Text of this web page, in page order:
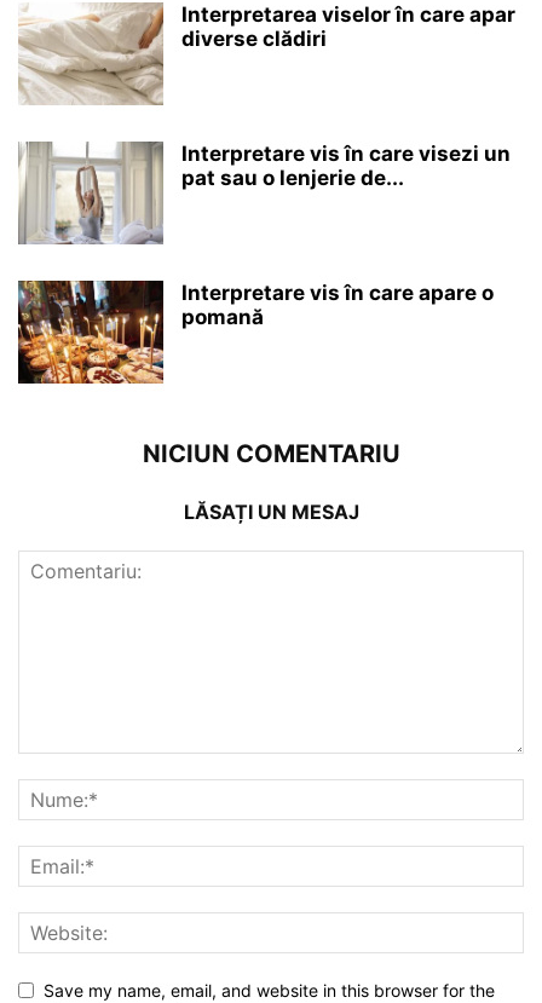
Interpretarea viselor în care apar
diverse clădiri
Interpretare vis în care visezi un
pat sau o lenjerie de...
Interpretare vis în care apare o
pomană
NICIUN COMENTARIU
LĂSAȚI UN MESAJ
Save my name, email, and website in this browser for the